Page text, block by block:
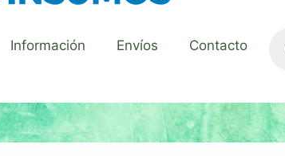
Información Envíos Contacto